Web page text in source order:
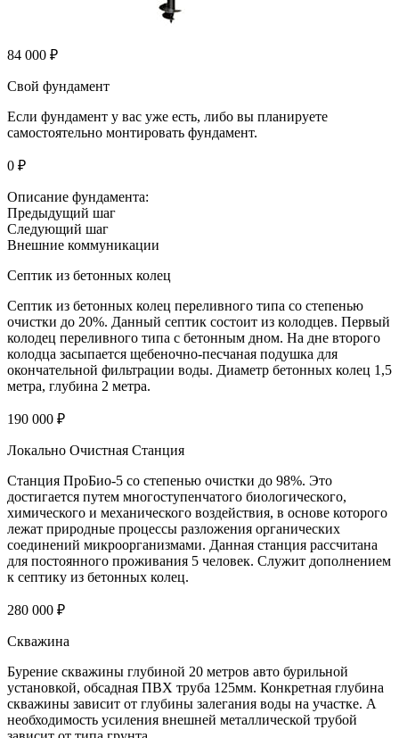
84 000 ₽
Свой фундамент
Если фундамент у вас уже есть, либо вы планируете
самостоятельно монтировать фундамент.
0 ₽
Описание фундамента:
Предыдущий шаг
Следующий шаг
Внешние коммуникации
Септик из бетонных колец
Септик из бетонных колец переливного типа со степенью
очистки до 20%. Данный септик состоит из колодцев. Первый
колодец переливного типа с бетонным дном. На дне второго
колодца засыпается щебеночно-песчаная подушка для
окончательной фильтрации воды. Диаметр бетонных колец 1,5
метра, глубина 2 метра.
190 000 ₽
Локально Очистная Станция
Станция ПроБио-5 со степенью очистки до 98%. Это
достигается путем многоступенчатого биологического,
химического и механического воздействия, в основе которого
лежат природные процессы разложения органических
соединений микроорганизмами. Данная станция рассчитана
для постоянного проживания 5 человек. Служит дополнением
к септику из бетонных колец.
280 000 ₽
Скважина
Бурение скважины глубиной 20 метров авто бурильной
установкой, обсадная ПВХ труба 125мм. Конкретная глубина
скважины зависит от глубины залегания воды на участке. А
необходимость усиления внешней металлической трубой